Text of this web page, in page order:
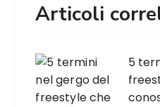
Articoli
5